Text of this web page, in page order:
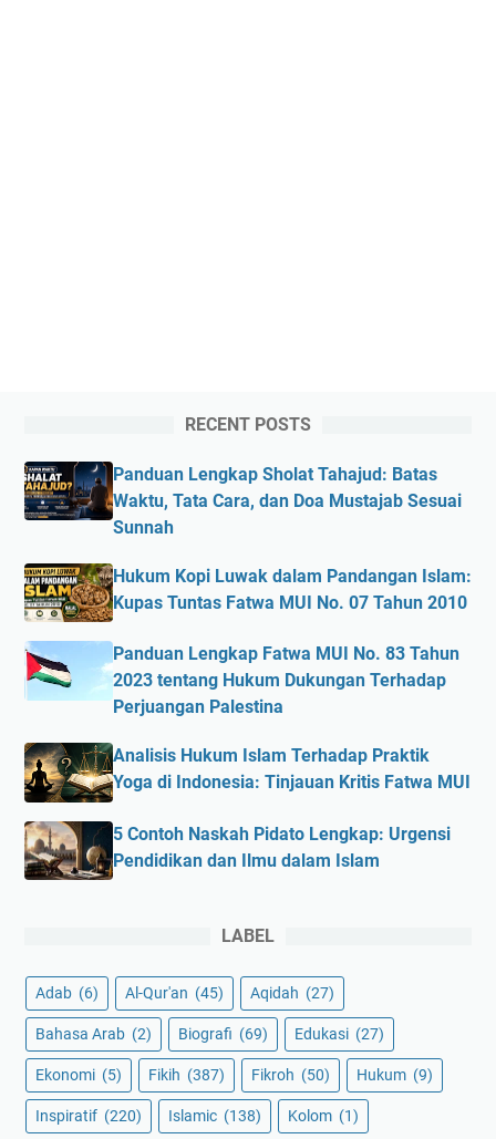
RECENT POSTS
Panduan Lengkap Sholat Tahajud: Batas
Waktu, Tata Cara, dan Doa Mustajab Sesuai
Sunnah
Hukum Kopi Luwak dalam Pandangan Islam:
Kupas Tuntas Fatwa MUI No. 07 Tahun 2010
Panduan Lengkap Fatwa MUI No. 83 Tahun
2023 tentang Hukum Dukungan Terhadap
Perjuangan Palestina
Analisis Hukum Islam Terhadap Praktik
Yoga di Indonesia: Tinjauan Kritis Fatwa MUI
5 Contoh Naskah Pidato Lengkap: Urgensi
Pendidikan dan Ilmu dalam Islam
LABEL
Adab (6) Al-Qur'an (45) Aqidah (27)
Bahasa Arab (2) Biografi (69) Edukasi (27)
Ekonomi (5) Fikih (387) Fikroh (50) Hukum (9)
Inspiratif (220) Islamic (138) Kolom (1)